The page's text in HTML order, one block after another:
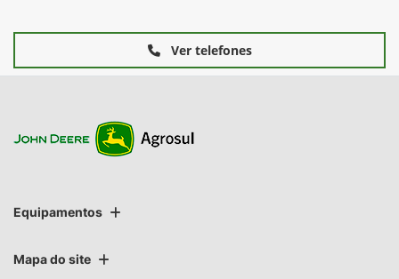
Ver telefones
Equipamentos
Mapa do site